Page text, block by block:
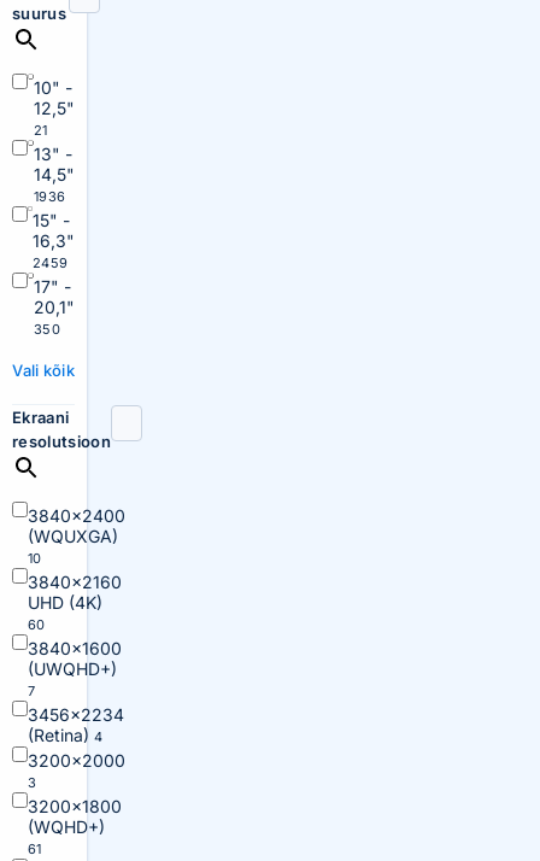
suurus
10" -
12,5"
21
13" -
14,5"
1936
15" -
16,3"
2459
17" -
20,1"
350
Vali kõik
Ekraani
resolutsioon
3840×2400
(WQUXGA)
10
3840×2160
UHD (4K)
60
3840×1600
(UWQHD+)
7
3456×2234
(Retina) 4
3200×2000
3
3200×1800
(WQHD+)
61